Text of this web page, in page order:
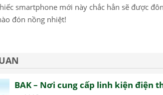
smartphone mới này chắc hẳn sẽ được
đón nồng nhiệt!
BAK – Nơi cung cấp linh kiện điện